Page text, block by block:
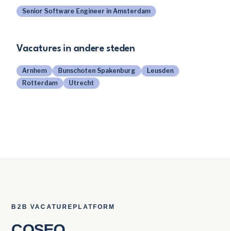
Senior Software Engineer in Amsterdam
Vacatures in andere steden
Arnhem Bunschoten Spakenburg
Leusden
Rotterdam
Utrecht
B2B VACATUREPLATFORM